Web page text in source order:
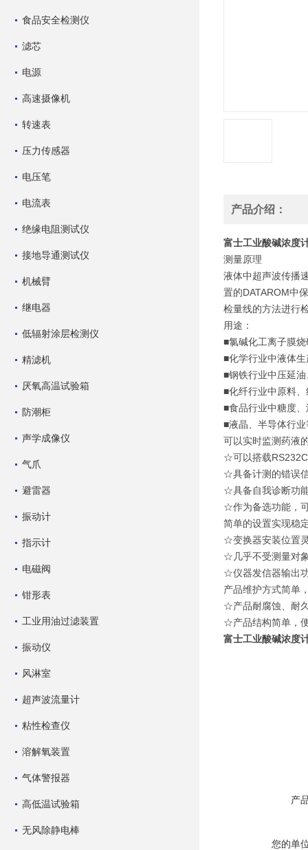
食品安全检测仪
滤芯
电源
高速摄像机
转速表
压力传感器
电压笔
电流表
绝缘电阻测试仪
接地导通测试仪
机械臂
继电器
低辐射涂层检测仪
精滤机
厌氧高温试验箱
防潮柜
声学成像仪
气爪
避雷器
振动计
指示计
电磁阀
钳形表
工业用油过滤装置
振动仪
风淋室
超声波流量计
粘性检查仪
溶解氧装置
气体警报器
高低温试验箱
无风除静电棒
产品介绍：
富士工业酸碱浓度
测量原理
液体中超声波传播
置的DATAROM中
检量线的方法进行
用途：
■氯碱化工离子膜
■化学行业中液体
■钢铁行业中压延
■化纤行业中原料
■食品行业中糖度
■液晶、半导体行
可以实时监测药液
☆可以搭载
☆具备计测的错误
☆具备自我诊断功
☆作为备选功能，
简单的设置实现稳
☆变换器安装位置
☆几乎不受测量对
☆仪器发信器输出
产品维护方式简单
☆产品耐腐蚀、耐
☆产品结构简单，
富士工业酸碱浓度
产
您的单